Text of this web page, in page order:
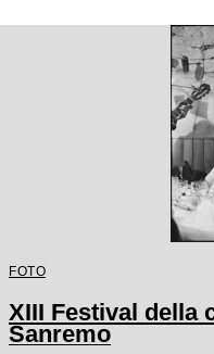
FOTO
XIII Festival della
Sanremo